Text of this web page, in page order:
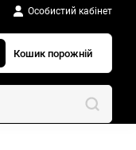
Особистий кабінет
Кошик порожній